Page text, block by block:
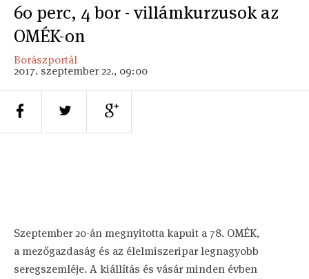
60 perc, 4 bor - villámkurzusok az
OMÉK-on
Borászportál
2017. szeptember 22., 09:00
Szeptember 20-án megnyitotta kapuit a 78. OMÉK,
a mezőgazdaság és az élelmiszeripar legnagyobb
seregszemléje. A kiállítás és vásár minden évben